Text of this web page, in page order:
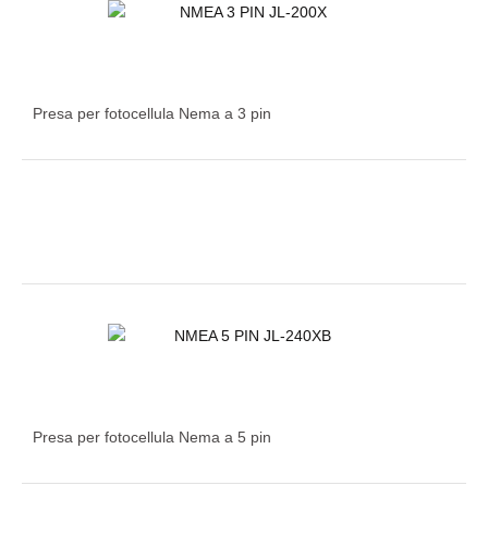
Presa per fotocellula Nema a 3 pin
Presa per fotocellula Nema a 5 pin